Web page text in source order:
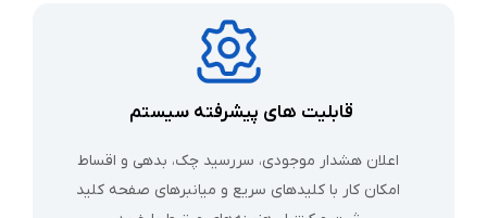
قابلیت‌ های پیشرفته سیستم
اعلان هشدار موجودی، سررسید چک، بدهی و اقساط
امکان کار با کلیدهای سریع و میانبرهای صفحه‌ کلید